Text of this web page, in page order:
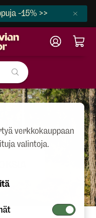
-15% >>
verkkokauppaan
valintoja.